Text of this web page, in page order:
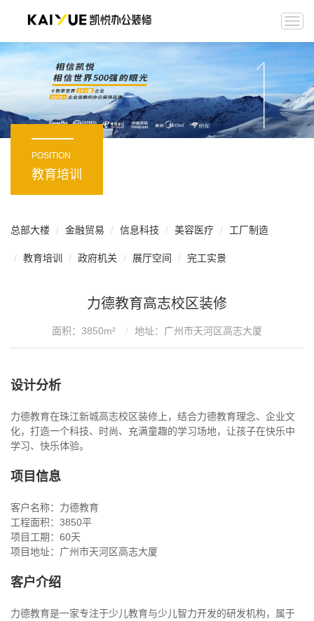
POSITION
教育培训
总部大楼 金融贸易 信息科技 美容医疗 工厂制造
教育培训 政府机关 展厅空间 完工实景
力德教育高志校区装修
面积：3850m² 地址：广州市天河区高志大厦
设计分析
力德教育在珠江新城高志校区装修上，结合力德教育理念、企业文
化，打造一个科技、时尚、充满童趣的学习场地，让孩子在快乐中
学习、快乐体验。
项目信息
客户名称：力德教育
工程面积：3850平
项目工期：60天
项目地址：广州市天河区高志大厦
客户介绍
力德教育是一家专注于少儿教育与少儿智力开发的研发机构，属于